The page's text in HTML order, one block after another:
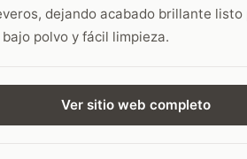
dejando acabado brillante listo
bajo polvo y fácil limpieza.
Ver sitio web completo